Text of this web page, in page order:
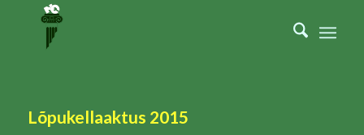
Lõpukellaaktus 2015